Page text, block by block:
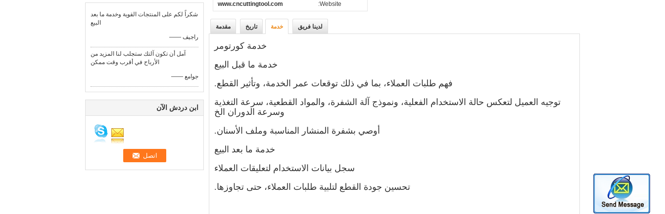
شكراً لكم على المنتجات القوية وخدمة ما بعد
البيع
—— راجيف
آمل أن تكون آلتك ستجلب لنا المزيد من
الأرباح في أقرب وقت ممكن
—— جوامع
ابن دردش الآن
Website:
www.cncuttingtool.com
مقدمة تاريخ خدمة لدينا فريق
خدمة كورتومر
خدمة ما قبل البيع
فهم طلبات العملاء، بما في ذلك توقعات عمر الخدمة، وتأثير القطع.
توجيه العميل لتعكس حالة الاستخدام الفعلية، ونموذج آلة الشفرة، والمواد القطعية، سرعة التغذية
وسرعة الدوران الخ
أوصي بشفرة المنشار المناسبة وملف الأسنان.
خدمة ما بعد البيع
سجل بيانات الاستخدام لتعليقات العملاء
تحسين جودة القطع لتلبية طلبات العملاء، حتى تجاوزها.